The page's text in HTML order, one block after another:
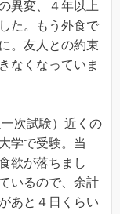
異変、４年以上
た。もう外食で
。友人との約束
なくなっていま
次試験）近くの
学で受験。当
欲が落ちまし
いるので、余計
あと４日くらい